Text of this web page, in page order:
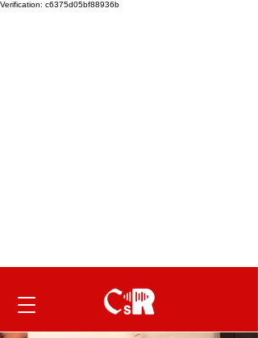
Verification: c6375d05bf88936b